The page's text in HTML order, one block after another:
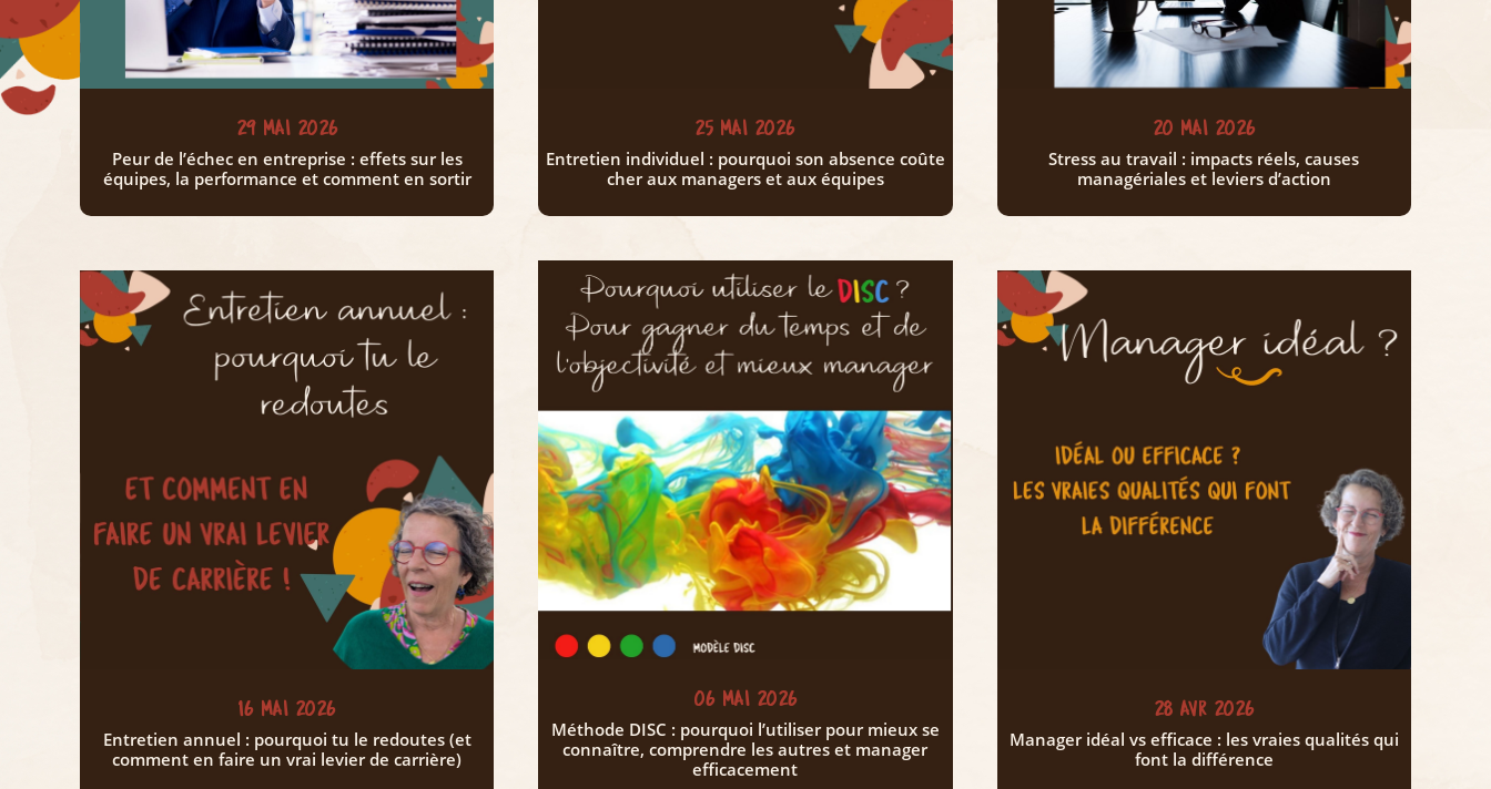
29 MAI 2026
Peur de l’échec en entreprise : effets sur les
équipes, la performance et comment en sortir
25 MAI 2026
Entretien individuel : pourquoi son absence coûte
cher aux managers et aux équipes
20 MAI 2026
Stress au travail : impacts réels, causes
managériales et leviers d’action
16 MAI 2026
Entretien annuel : pourquoi tu le redoutes (et
comment en faire un vrai levier de carrière)
06 MAI 2026
Méthode DISC : pourquoi l’utiliser pour mieux se
connaître, comprendre les autres et manager
efficacement
28 AVR 2026
Manager idéal vs efficace : les vraies qualités qui
font la différence